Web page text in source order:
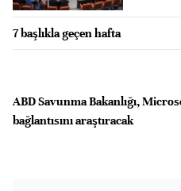
7 başlıkla geçen hafta
ABD Savunma Bakanlığı,
bağlantısını araştıracak